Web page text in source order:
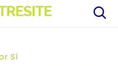
Sí